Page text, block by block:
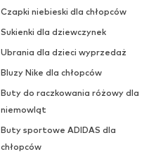
Czapki niebieski dla chłopców
Sukienki dla dziewczynek
Ubrania dla dzieci wyprzedaż
Bluzy Nike dla chłopców
Buty do raczkowania różowy dla
niemowląt
Buty sportowe ADIDAS dla
chłopców